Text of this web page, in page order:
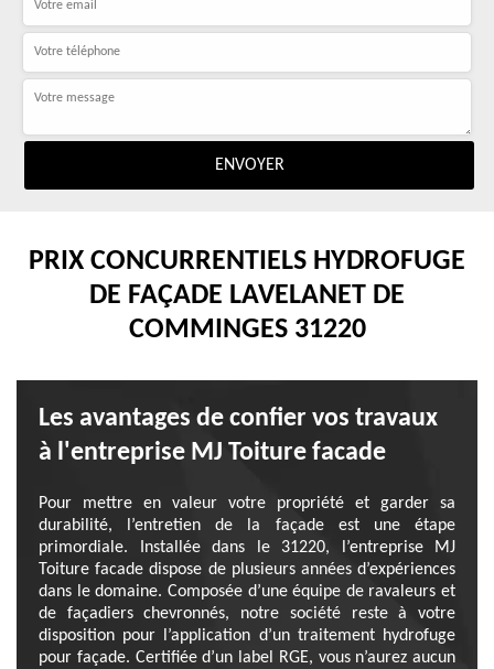
PRIX CONCURRENTIELS HYDROFUGE
DE FAÇADE LAVELANET DE
COMMINGES 31220
Les avantages de confier vos travaux
à l'entreprise MJ Toiture facade
Pour mettre en valeur votre propriété et garder sa
durabilité, l’entretien de la façade est une étape
primordiale. Installée dans le 31220, l’entreprise MJ
Toiture facade dispose de plusieurs années d’expériences
dans le domaine. Composée d’une équipe de ravaleurs et
de façadiers chevronnés, notre société reste à votre
disposition pour l’application d’un traitement hydrofuge
pour façade. Certifiée d’un label RGE, vous n’aurez aucun